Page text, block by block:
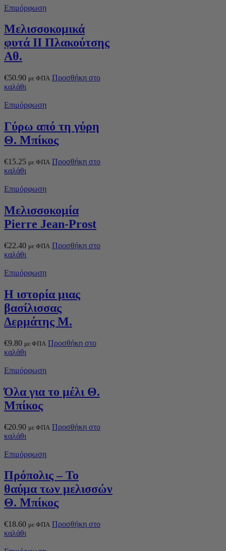
Επιμόρφωση
Μελισσοκομικά
φυτά ΙΙ Πλακούτσης
Αθ.
€50.90 με ΦΠΑ Προσθήκη στο
καλάθι
Επιμόρφωση
Γύρω από τη γύρη
Θ. Μπίκος
€15.25 με ΦΠΑ Προσθήκη στο
καλάθι
Επιμόρφωση
Μελισσοκομία
Pierre Jean-Prost
€22.40 με ΦΠΑ Προσθήκη στο
καλάθι
Επιμόρφωση
Η ιστορία μιας
βασίλισσας
Δερμάτης Μ.
€9.80 με ΦΠΑ Προσθήκη στο
καλάθι
Επιμόρφωση
Όλα για το μέλι Θ.
Μπίκος
€20.90 με ΦΠΑ Προσθήκη στο
καλάθι
Επιμόρφωση
Πρόπολις – Το
θαύμα των μελισσών
Θ. Μπίκος
€18.60 με ΦΠΑ Προσθήκη στο
καλάθι